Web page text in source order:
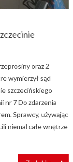
oraz 2
wymierzył sąd
szczecińskiego
nr 7 Do zdarzenia
Sprawcy, używając
niemal całe wnętrze